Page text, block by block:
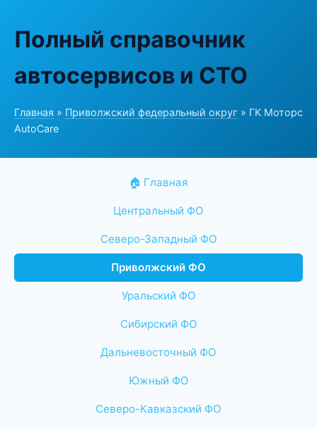
Полный справочник
автосервисов и СТО
Главная » Приволжский федеральный округ » ГК Моторс
AutoCare
🏠 Главная
Центральный ФО
Северо-Западный ФО
Приволжский ФО
Уральский ФО
Сибирский ФО
Дальневосточный ФО
Южный ФО
Северо-Кавказский ФО